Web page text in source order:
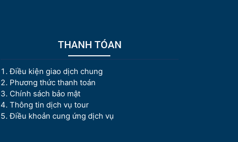
THANH TÓAN
Điều kiện giao dịch chung
Phương thức thanh toán
Chính sách bảo mật
Thông tin dịch vụ tour
Điều khoản cung ứng dịch vụ